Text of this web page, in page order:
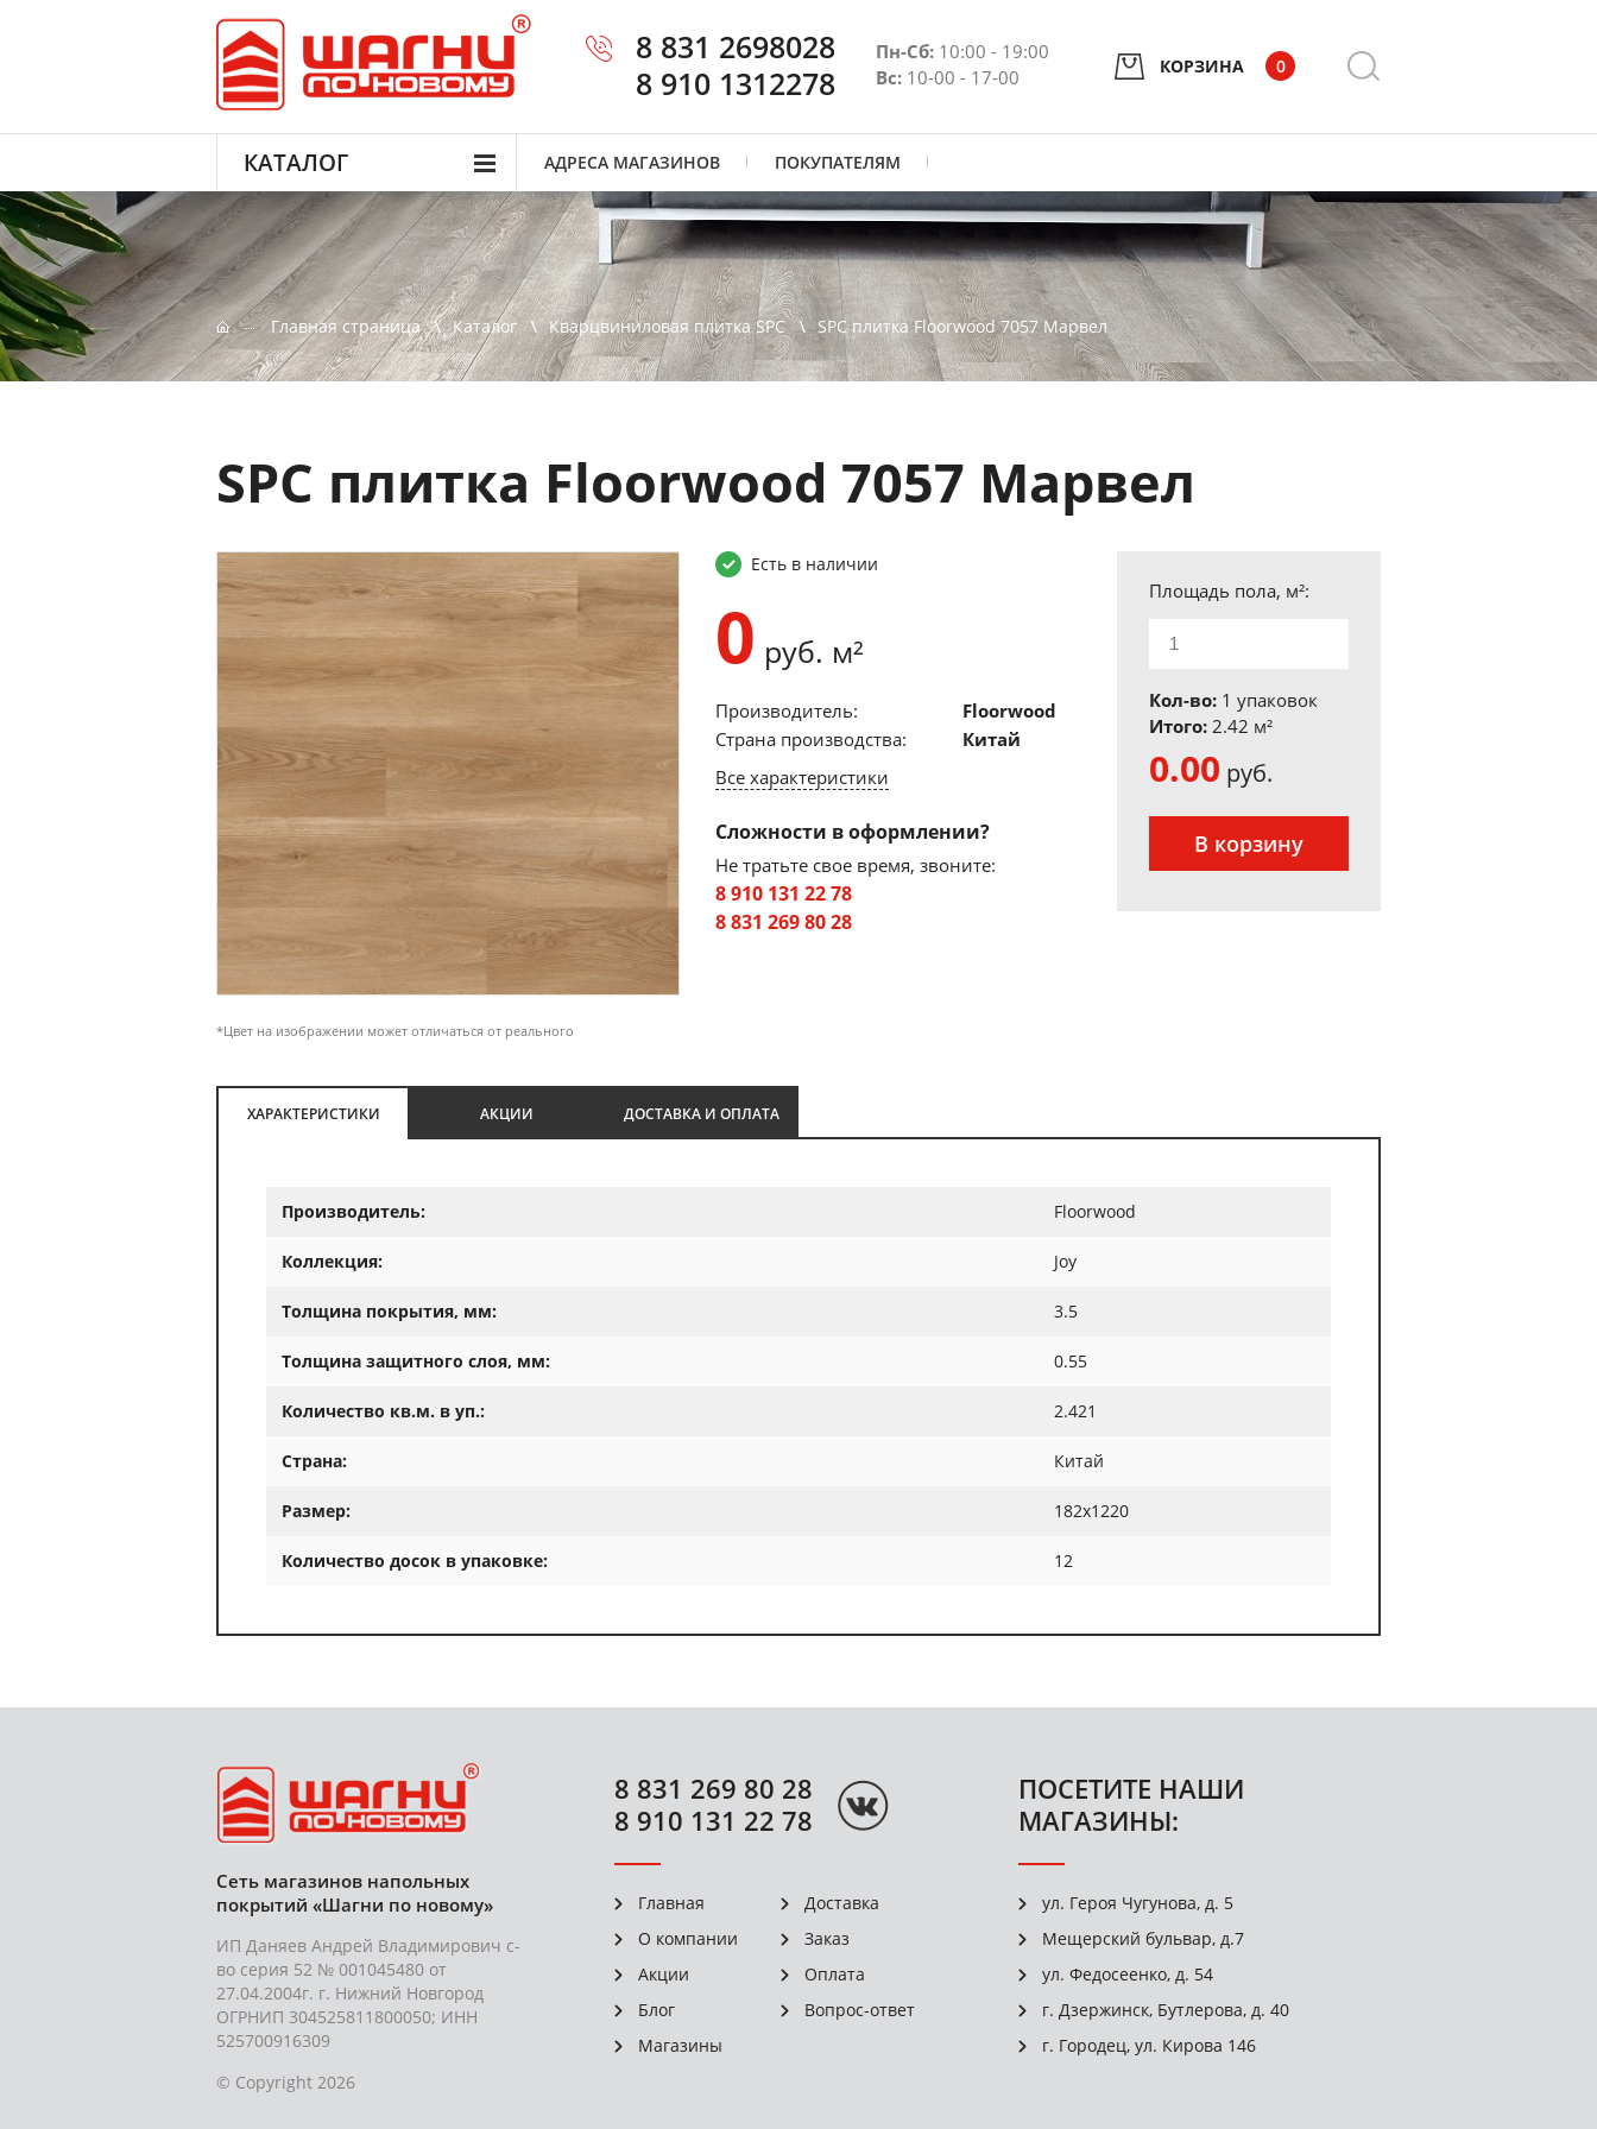
8 831 2698028
8 910 1312278
Пн-Сб: 10:00 - 19:00
Вс: 10-00 - 17-00 КОРЗИНА 0
КАТАЛОГ АДРЕСА МАГАЗИНОВ ПОКУПАТЕЛЯМ
Главная страница Каталог Кварцвиниловая плитка SPC SPC плитка Floorwood 7057 Марвел
SPC плитка Floorwood 7057 Марвел
*Цвет на изображении может отличаться от реального
Есть в наличии
0 руб. м²
Производитель:
Floorwood
Страна производства:
Китай
Все характеристики
Сложности в оформлении?
Не тратьте свое время, звоните:
8 910 131 22 78
8 831 269 80 28
Площадь пола, м²:
Кол-во: 1 упаковок
Итого: 2.42 м²
0.00 руб.
В корзину
ХАРАКТЕРИСТИКИ АКЦИИ ДОСТАВКА И ОПЛАТА
Производитель: Floorwood
Коллекция: Joy
Толщина покрытия, мм: 3.5
Толщина защитного слоя, мм: 0.55
Количество кв.м. в уп.: 2.421
Страна: Китай
Размер: 182х1220
Количество досок в упаковке: 12
Сеть магазинов напольных
покрытий «Шагни по новому»
ИП Даняев Андрей Владимирович с-
во серия 52 № 001045480 от
27.04.2004г. г. Нижний Новгород
ОГРНИП 304525811800050; ИНН
525700916309
© Copyright 2026
8 831 269 80 28
8 910 131 22 78
Главная
О компании
Акции
Блог
Магазины
Доставка
Заказ
Оплата
Вопрос-ответ
ПОСЕТИТЕ НАШИ
МАГАЗИНЫ:
ул. Героя Чугунова, д. 5
Мещерский бульвар, д.7
ул. Федосеенко, д. 54
г. Дзержинск, Бутлерова, д. 40
г. Городец, ул. Кирова 146